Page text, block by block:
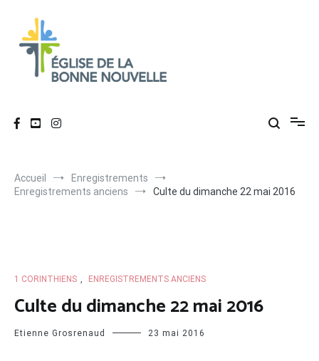
contenu
Accueil
Enregistrements
Enregistrements anciens
Culte du dimanche 22 mai 2016
1 CORINTHIENS , ENREGISTREMENTS ANCIENS
Culte du dimanche 22 mai 2016
Etienne Grosrenaud 23 mai 2016